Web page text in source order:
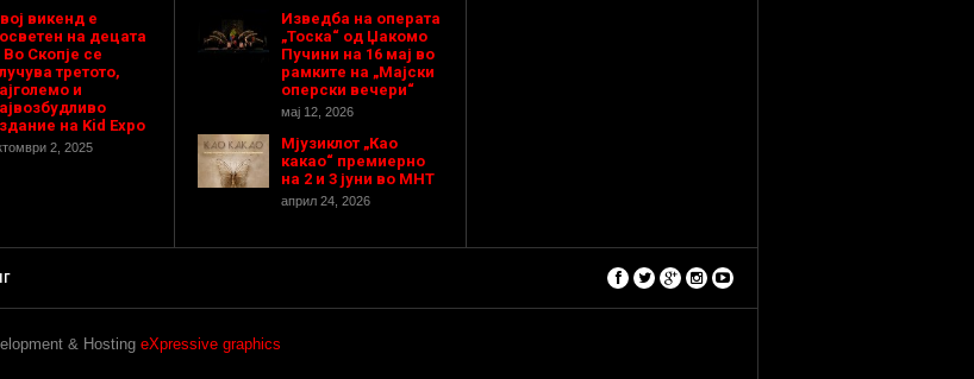
викенд е
на децата
Во Скопје се
третото,
и
на Kid Expo
2, 2025
Изведба на операта
„Тоска“ од Џакомо
Пучини на 16 мај во
рамките на „Мајски
оперски вечери“
мај 12, 2026
Мјузиклот „Као
какао“ премиерно
на 2 и 3 јуни во МНТ
април 24, 2026
& Hosting eXpressive graphics